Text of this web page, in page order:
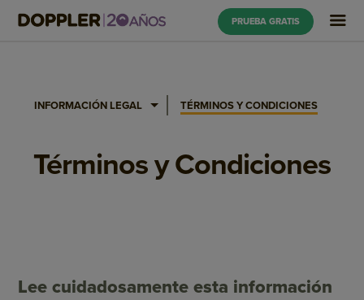
PRUEBA GRATIS
INFORMACIÓN LEGAL TÉRMINOS Y CONDICIONES
Términos y Condiciones
Lee cuidadosamente esta información